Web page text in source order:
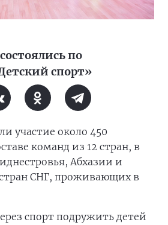
по
спорт»
участие около 450
команд из 12 стран, в
Абхазии и
СНГ, проживающих в
спорт подружить детей